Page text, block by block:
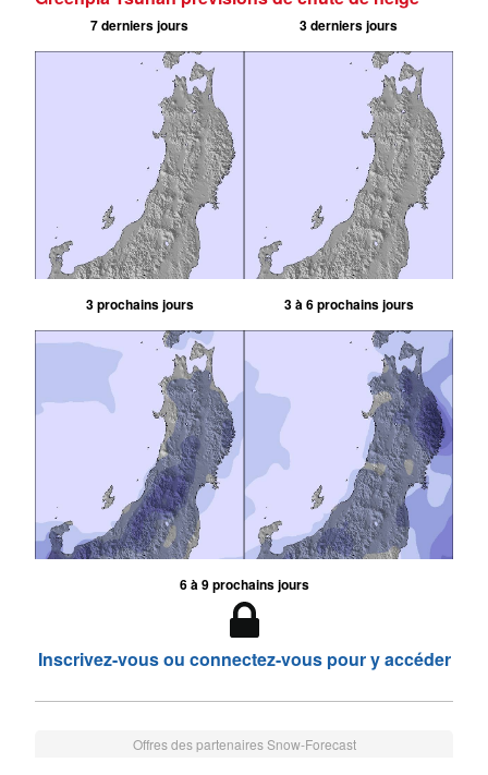
7 derniers jours 3 derniers jours
3 prochains jours 3 à 6 prochains jours
6 à 9 prochains jours
Inscrivez-vous ou connectez-vous pour y accéder
Offres des partenaires Snow-Forecast